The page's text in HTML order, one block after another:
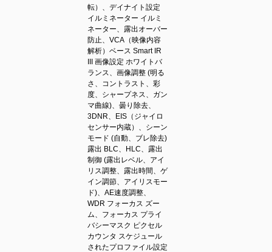
転）、デイナイト設定
イルミネーター イルミ
ネーター、露出オーバー
防止、VCA（映像内容
解析）ベース Smart IR
III 画像設定 ホワイトバ
ランス、画像調整 (明る
さ、コントラスト、彩
度、シャープネス、ガン
マ曲線)、曇り除去、
3DNR、EIS（ジャイロ
センサー内蔵）、シーン
モード (自動、ブレ除去)
露出 BLC、HLC、露出
制御 (露出レベル、アイ
リス調整、露出時間、ゲ
イン調節、アイリスモー
ド)、AE速度調整、
WDR フォーカス ズー
ム、フォーカス プライ
バシーマスク ピクセル
カウンタ スケジュール
されたプロファイル設定